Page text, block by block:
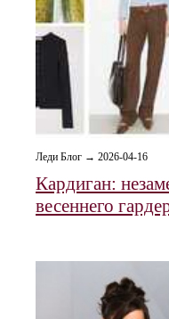
Леди Блог → 2026-04-16
Кардиган:
весеннего